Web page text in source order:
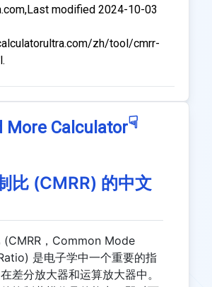
modified 2024-10-03
zh/tool/cmrr-
More Calculator☟
比 (CMRR) 的中文
(CMRR，Common Mode
是电子学中一个重要的指
差分放大器和运算放大器中。